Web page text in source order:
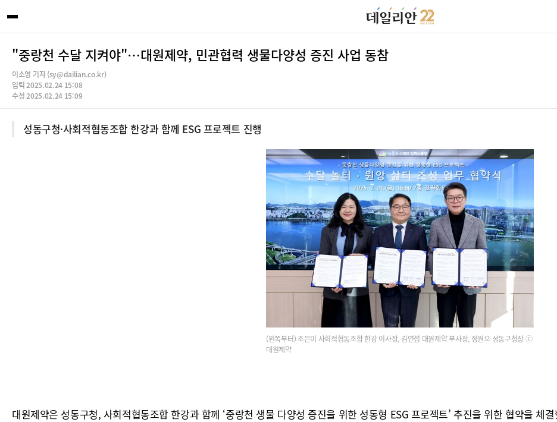
"중랑천 수달 지켜야"…대원제약, 민관협력 생물다양성 증진 사업 동참
이소영 기자 (sy@dailian.co.kr)
입력 2025.02.24 15:08
수정 2025.02.24 15:09
성동구청·사회적협동조합 한강과 함께 ESG 프로젝트 진행
(왼쪽부터) 조은미 사회적협동조합 한강 이사장, 김연섭 대원제약 부사장, 정원오 성동구청장 ⓒ
대원제약
대원제약은 성동구청, 사회적협동조합 한강과 함께 ‘중랑천 생물 다양성 증진을 위한 성동형 ESG 프로젝트’ 추진을 위한 협약을 체